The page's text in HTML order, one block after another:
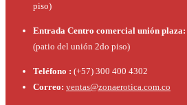
piso)
Entrada Centro comercial unión plaza:
(patio del unión 2do piso)
Teléfono : (+57) 300 400 4302
Correo: ventas@zonaerotica.com.co